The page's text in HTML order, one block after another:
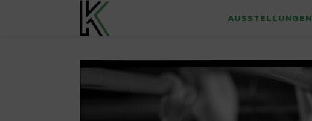
AUSSTELLUNGEN